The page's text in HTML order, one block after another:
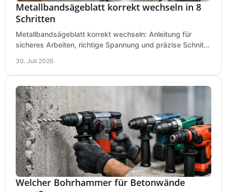
Metallbandsägeblatt korrekt wechseln in 8
Schritten
Metallbandsägeblatt korrekt wechseln: Anleitung für
sicheres Arbeiten, richtige Spannung und präzise Schnitte
30. Juli 2026
Welcher Bohrhammer für Betonwände